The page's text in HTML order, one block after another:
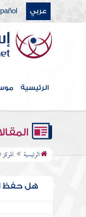
عربي
الرئيسية
الرئيسية
هل حفظ